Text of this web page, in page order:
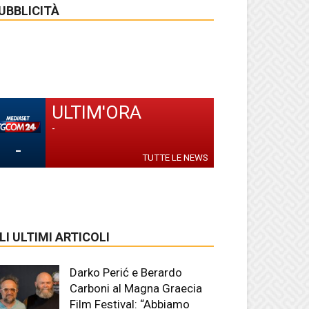
-
ULTIM'ORA
-
TUTTE LE NEWS
ULTIMI ARTICOLI
Darko Perić e Berardo
Carboni al Magna Graecia
Film Festival: “Abbiamo